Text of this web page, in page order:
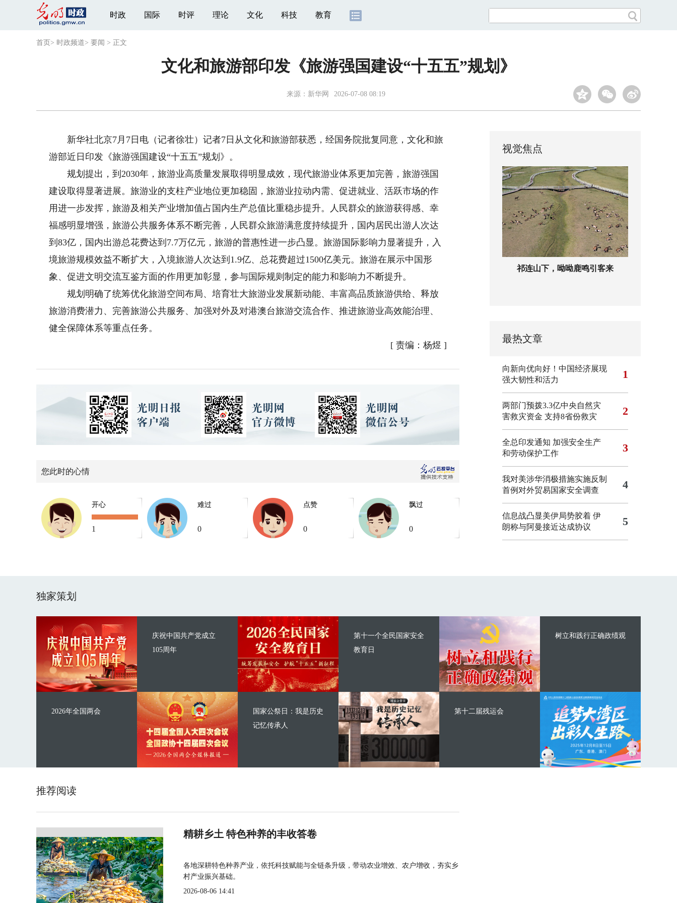
时政 国际 时评 理论 文化 科技 教育
首页 > 时政频道> 要闻 > 正文
文化和旅游部印发《旅游强国建设“十五五”规划》
来源： 新华网 2026-07-08 08:19
新华社北京7月7日电（记者徐壮）记者7日从文化和旅游部获悉，经国务院批复同意，文化和旅
游部近日印发《旅游强国建设“十五五”规划》。
规划提出，到2030年，旅游业高质量发展取得明显成效，现代旅游业体系更加完善，旅游强国
建设取得显著进展。旅游业的支柱产业地位更加稳固，旅游业拉动内需、促进就业、活跃市场的作
用进一步发挥，旅游及相关产业增加值占国内生产总值比重稳步提升。人民群众的旅游获得感、幸
福感明显增强，旅游公共服务体系不断完善，人民群众旅游满意度持续提升，国内居民出游人次达
到83亿，国内出游总花费达到7.7万亿元，旅游的普惠性进一步凸显。旅游国际影响力显著提升，入
境旅游规模效益不断扩大，入境旅游人次达到1.9亿、总花费超过1500亿美元。旅游在展示中国形
象、促进文明交流互鉴方面的作用更加彰显，参与国际规则制定的能力和影响力不断提升。
规划明确了统筹优化旅游空间布局、培育壮大旅游业发展新动能、丰富高品质旅游供给、释放
旅游消费潜力、完善旅游公共服务、加强对外及对港澳台旅游交流合作、推进旅游业高效能治理、
健全保障体系等重点任务。
[ 责编：杨煜 ]
您此时的心情
开心
1
难过
0
点赞
0
飘过
0
视觉焦点
祁连山下，呦呦鹿鸣引客来
最热文章
向新向优向好！中国经济展现
强大韧性和活力
1
两部门预拨3.3亿中央自然灾
害救灾资金 支持8省份救灾
2
全总印发通知 加强安全生产
和劳动保护工作
3
我对美涉华消极措施实施反制
首例对外贸易国家安全调查
4
信息战凸显美伊局势胶着 伊
朗称与阿曼接近达成协议
5
独家策划
庆祝中国共产党成立
105周年
2026年全国两会
第十一个全民国家安全
教育日
国家公祭日：我是历史
记忆传承人
树立和践行正确政绩观
第十二届残运会
推荐阅读
精耕乡土 特色种养的丰收答卷
各地深耕特色种养产业，依托科技赋能与全链条升级，带动农业增效、农户增收，夯实乡
村产业振兴基础。
2026-08-06 14:41